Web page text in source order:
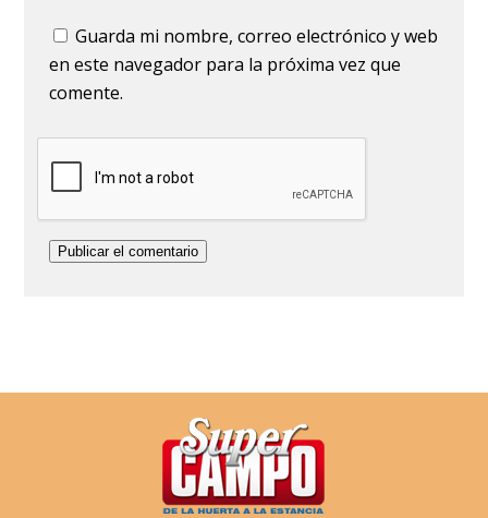
Guarda mi nombre, correo electrónico y web
en este navegador para la próxima vez que
comente.